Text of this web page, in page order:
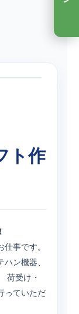
ト作
事です。
ン機器、
荷受け・
っていただ